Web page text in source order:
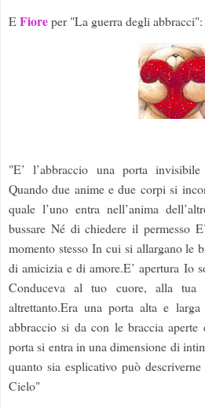
EFioreper "La guerra degli abbracci":
"E’ l’abbraccio una porta
Quando due anime e due corpi si
quale l’uno entra nell’anima
bussare Né di chiedere il permesso
momento stesso In cui si allargano le
di amicizia e di amore.E’ apertura Io
Conduceva al tuo cuore, alla tua
altrettanto.Era una porta alta e
abbraccio si da con le braccia aperte
porta si entra in una dimensione di
quanto sia esplicativo può
Cielo"